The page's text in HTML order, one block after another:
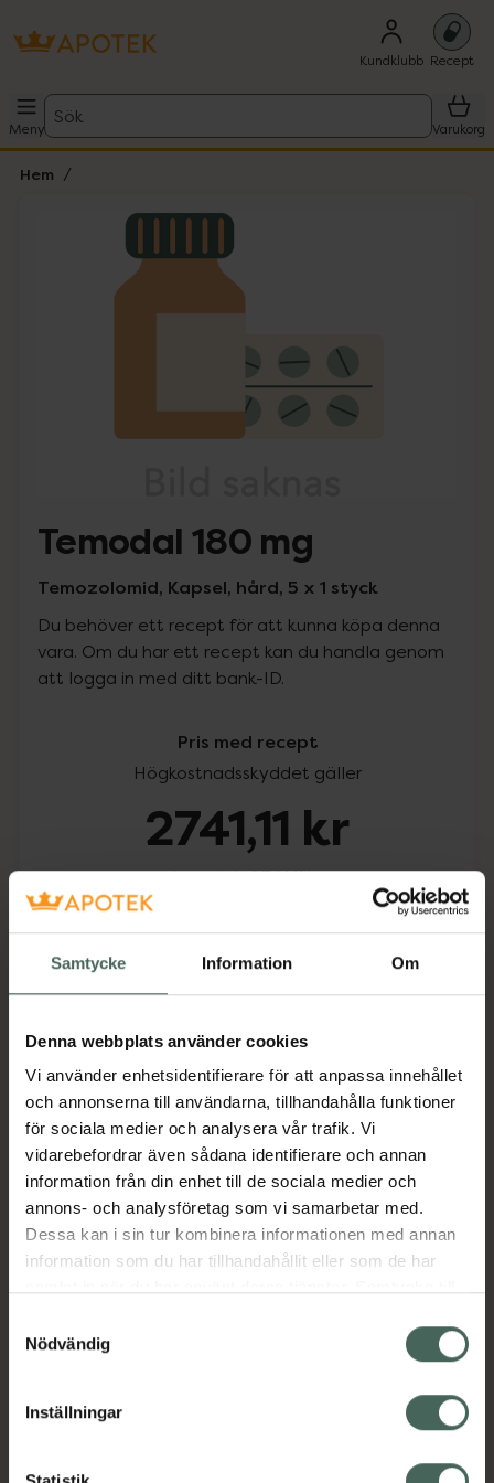
Samtycke Information Om
Denna webbplats använder cookies
Vi använder enhetsidentifierare för att anpassa innehållet
och annonserna till användarna, tillhandahålla funktioner
för sociala medier och analysera vår trafik. Vi
vidarebefordrar även sådana identifierare och annan
information från din enhet till de sociala medier och
annons- och analysföretag som vi samarbetar med.
Dessa kan i sin tur kombinera informationen med annan
information som du har tillhandahållit eller som de har
återkalla ditt samtycke via webbplatsens
cookieinställningar. Ett återkallat samtycke påverkar inte
lagligheten av behandling som skett innan återkallelsen.
Nödvändig
Inställningar
Kundklubb Recept
Meny
Sök
Varukorg
Hem
Lista: . Innehåller 1 objekt.
Temodal 180 mg
Temozolomid, Kapsel, hård, 5 x 1 styck
Du behöver ett recept för att kunna köpa denna
vara. Om du har ett recept kan du handla genom
att logga in med ditt bank-ID.
Pris med recept
Högkostnadsskyddet gäller
2741,11 kr
I apotek:2741,11 kr
Köp via ditt recept
Beskrivning Dölj
Läs alltid bipacksedeln innan
användning.
EAN:
00191778016864